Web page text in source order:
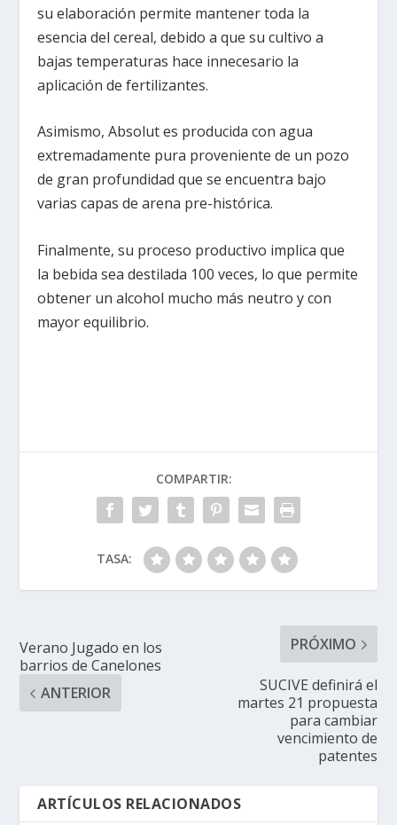
su elaboración permite mantener toda la
esencia del cereal, debido a que su cultivo a
bajas temperaturas hace innecesario la
aplicación de fertilizantes.
Asimismo, Absolut es producida con agua
extremadamente pura proveniente de un pozo
de gran profundidad que se encuentra bajo
varias capas de arena pre-histórica.
Finalmente, su proceso productivo implica que
la bebida sea destilada 100 veces, lo que permite
obtener un alcohol mucho más neutro y con
mayor equilibrio.
COMPARTIR:
TASA:
Verano Jugado en los
barrios de Canelones
ANTERIOR
PRÓXIMO
SUCIVE definirá el
martes 21 propuesta
para cambiar
vencimiento de
patentes
ARTÍCULOS RELACIONADOS